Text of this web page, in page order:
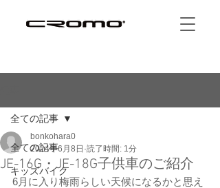
全ての記事
キッズバイク
全ての記事
JE-16G・JE-18G子供車のご紹介
bonkohara0
2024年6月8日 読了時間: 1分
6月に入り梅雨らしい天候になるかと思え